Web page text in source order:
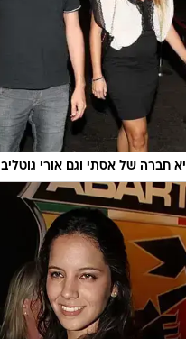
חברה של אסתי וגם אורי גוטליב